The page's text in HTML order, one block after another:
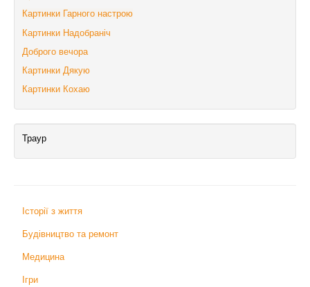
Картинки Гарного настрою
Картинки Надобраніч
Доброго вечора
Картинки Дякую
Картинки Кохаю
Траур
Історії з життя
Будівництво та ремонт
Медицина
Ігри